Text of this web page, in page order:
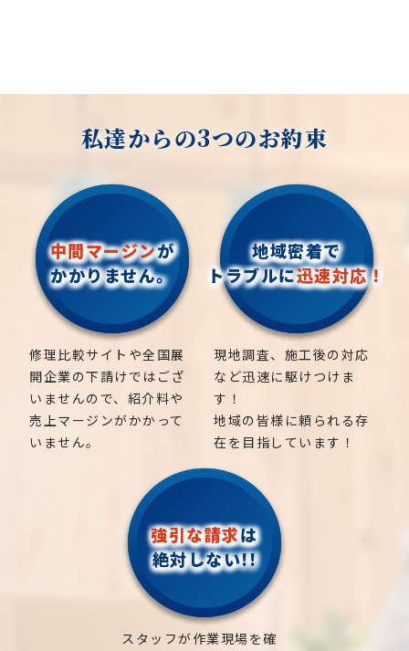
私達からの3つのお約束
中間マージンが
かかりません。
修理比較サイトや全国展
開企業の下請けではござ
いませんので、紹介料や
売上マージンがかかって
いません。
地域密着で
トラブルに迅速対応！
現地調査、施工後の対応
など迅速に駆けつけま
す！
地域の皆様に頼られる存
在を目指しています！
強引な請求は
絶対しない!!
スタッフが作業現場を確